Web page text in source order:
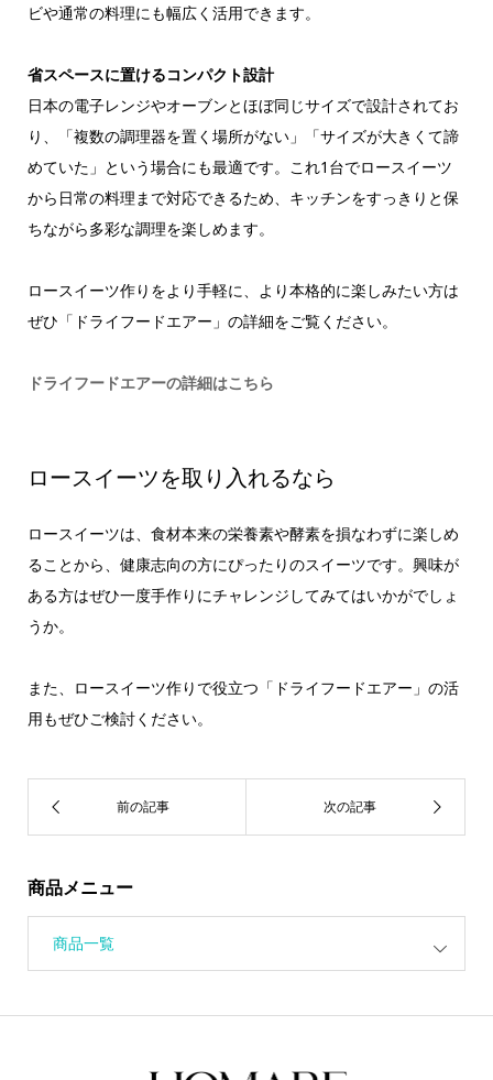
ビや通常の料理にも幅広く活用できます。
省スペースに置けるコンパクト設計
日本の電子レンジやオーブンとほぼ同じサイズで設計されてお
り、「複数の調理器を置く場所がない」「サイズが大きくて諦
めていた」という場合にも最適です。これ1台でロースイーツ
から日常の料理まで対応できるため、キッチンをすっきりと保
ちながら多彩な調理を楽しめます。
ロースイーツ作りをより手軽に、より本格的に楽しみたい方は
ぜひ「ドライフードエアー」の詳細をご覧ください。
ドライフードエアーの詳細はこちら
ロースイーツを取り入れるなら
ロースイーツは、食材本来の栄養素や酵素を損なわずに楽しめ
ることから、健康志向の方にぴったりのスイーツです。興味が
ある方はぜひ一度手作りにチャレンジしてみてはいかがでしょ
うか。
また、ロースイーツ作りで役立つ「ドライフードエアー」の活
用もぜひご検討ください。
商品メニュー
商品一覧